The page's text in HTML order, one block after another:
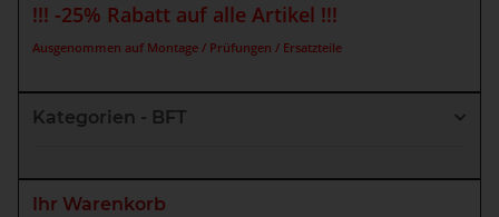
!!! -25% Rabatt auf alle Artikel !!!
Ausgenommen auf Montage / Prüfungen / Ersatzteile
Kategorien - BFT
Ihr Warenkorb